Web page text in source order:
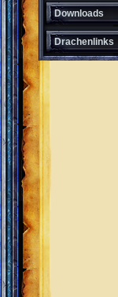
Downloads
Drachenlinks